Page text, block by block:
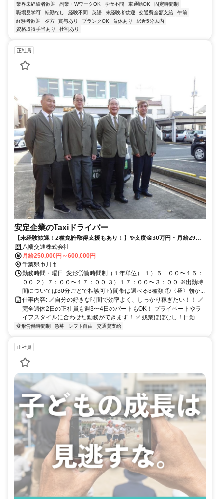
業界未経験者歓迎 副業・WワークOK 学歴不問 車通勤OK
固定時間制
職場見学可
転勤なし 経験不問 英語 未経験者歓迎 交通費全額支給
午前
経験者歓迎
夕方 賞与あり ブランクOK 育休あり
駅近5分以内
資格取得手当あり
社割あり
正社員
安定企業のTaxiドライバー
【未経験歓迎！2種免許取得支援もあり！】✨支度金30万円・月給29万
円の月給保証あり✨自分のペースで働けるので、定着率9割越えの働きや
すいタクシー会社！
八幡交通株式会社
月給250,000円～600,000円
千葉県市川市
勤務時間・曜日: 変形労働時間制（１年単位） １）５：００〜１５：
００ ２）７：００〜１７：００ ３）１７：００〜３：００ ※出勤時
間については30分ごとで相談可 時間帯は選べる3種類 ①〈昼〉朝か...
仕事内容: ✅ 自分の好きな時間で効率よく、しっかり稼ぎたい！！ ✅
完全週休2日の正社員も週3〜4日のパートもOK！ プライベートやラ
イフスタイルに合わせた勤務ができます！ ✅ 残業ほぼなし！日勤...
変形労働時間制 急募 シフト自由 交通費支給
正社員